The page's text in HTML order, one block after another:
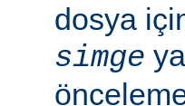
dosya
simge